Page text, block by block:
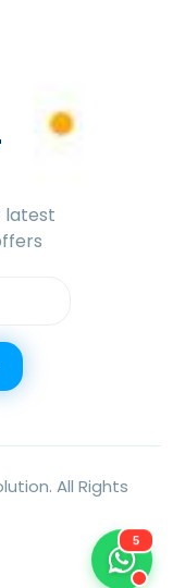
latest
All Rights
5